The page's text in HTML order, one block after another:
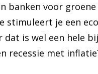
banken voor
stimuleert je een
is wel een hele
recessie met